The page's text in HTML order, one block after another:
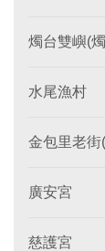
燭台雙嶼(
水尾漁村
金包里老
廣安宮
慈護宮